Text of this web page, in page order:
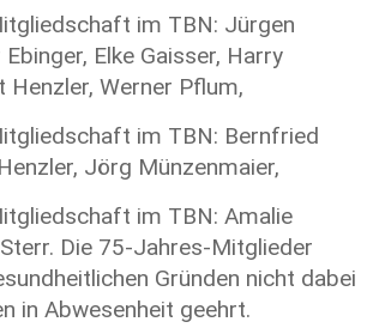
im TBN: Jürgen
Elke Gaisser, Harry
Henzler, Werner Pflum,
im TBN: Bernfried
Jörg Münzenmaier,
im TBN: Amalie
Die 75-Jahres-Mitglieder
Gründen nicht dabei
in Abwesenheit geehrt.